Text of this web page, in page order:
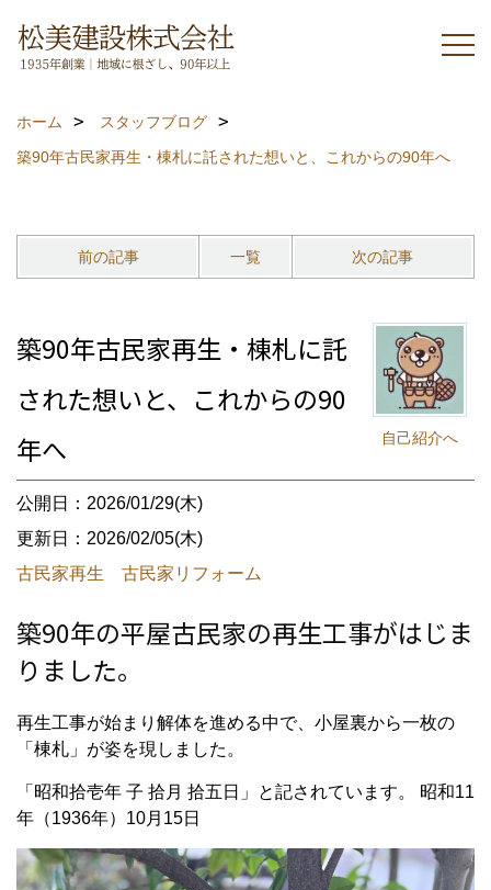
ホーム
スタッフブログ
築90年古民家再生・棟札に託された想いと、これからの90年へ
前の記事 一覧 次の記事
自己紹介へ
築90年古民家再生・棟札に託
された想いと、これからの90
年へ
公開日：2026/01/29(木)
更新日：2026/02/05(木)
古民家再生 古民家リフォーム
築90年の平屋古民家の再生工事がはじま
りました。
再生工事が始まり解体を進める中で、小屋裏から一枚の
「棟札」が姿を現しました。
「昭和拾壱年 子 拾月 拾五日」と記されています。 昭和11
年（1936年）10月15日